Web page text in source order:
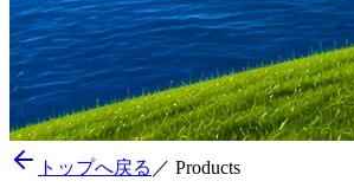
トップへ戻る ／ Products